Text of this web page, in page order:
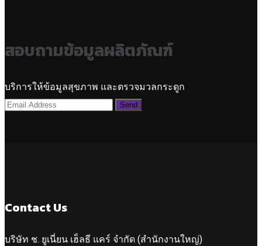
สอบถามข้อมูลผลิตภัณฑ์
บริการให้ข้อมูลสุขภาพ และตรวจมวลกระดูก
Contact Us
บริษัท ช. ยูเนี่ยน เฮ็ลธี แคร์ จำกัด (สำนักงานใหญ่)